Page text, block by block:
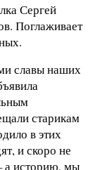
Сергей
Поглаживает
славы наших
старикам
в этих
и скоро не
а историю, мы